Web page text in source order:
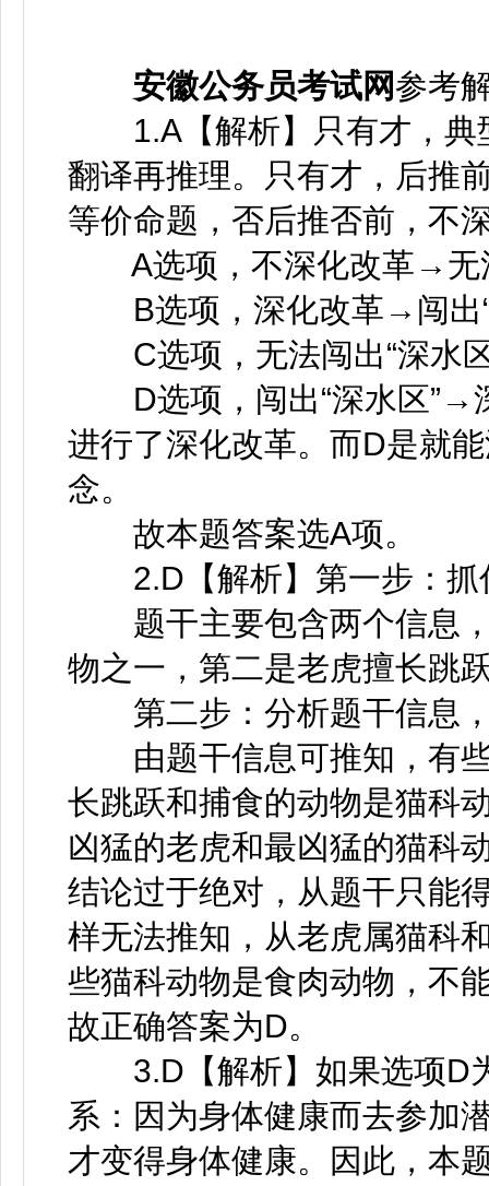
安徽公务员考试网参考
1.A【解析】只有才，典
翻译再推理。只有才，后推
等价命题，否后推否前，不
A选项，不深化改革→无
B选项，深化改革→闯出“
C选项，无法闯出“深水
D选项，闯出“深水区”→深
进行了深化改革。而D是就
念。
故本题答案选A项。
2.D【解析】第一步：抓
题干主要包含两个信息，
物之一，第二是老虎擅长跳
第二步：分析题干信息，
由题干信息可推知，有些
长跳跃和捕食的动物是猫科
凶猛的老虎和最凶猛的猫科
结论过于绝对，从题干只能
样无法推知，从老虎属猫科
些猫科动物是食肉动物，不
故正确答案为D。
3.D【解析】如果选项D
系：因为身体健康而去参加
才变得身体健康。因此，本